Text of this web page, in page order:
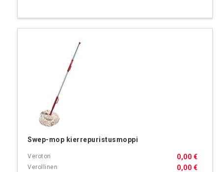
Swep-mop kierrepuristusmoppi
0,00 €
0,00 €